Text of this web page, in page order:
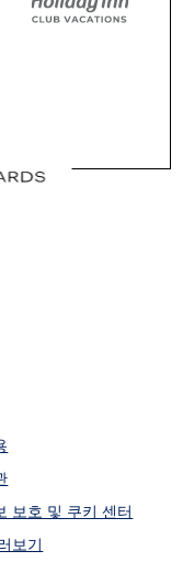
보호 및 쿠키 센터
보기